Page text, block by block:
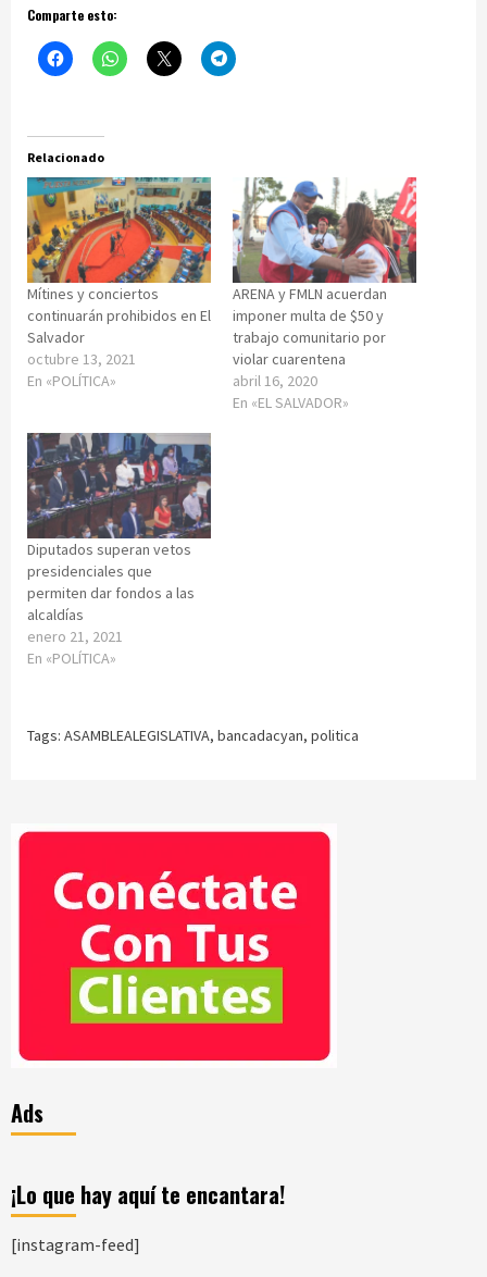
Comparte esto:
Relacionado
Mítines y conciertos
continuarán prohibidos en El
Salvador
octubre 13, 2021
En «POLÍTICA»
ARENA y FMLN acuerdan
imponer multa de $50 y
trabajo comunitario por
violar cuarentena
abril 16, 2020
En «EL SALVADOR»
Diputados superan vetos
presidenciales que
permiten dar fondos a las
alcaldías
enero 21, 2021
En «POLÍTICA»
Tags: ASAMBLEALEGISLATIVA, bancadacyan, politica
Ads
¡Lo que hay aquí te encantara!
[instagram-feed]